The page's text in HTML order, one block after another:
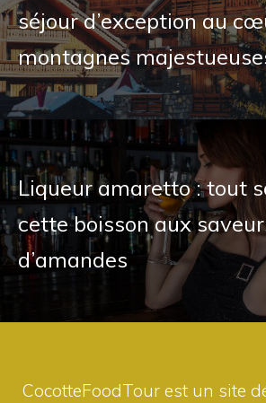
séjour d’exception au
montagnes
Liqueur amaretto : tout
cette boisson aux
d’amandes
CocotteFoodTour est un site